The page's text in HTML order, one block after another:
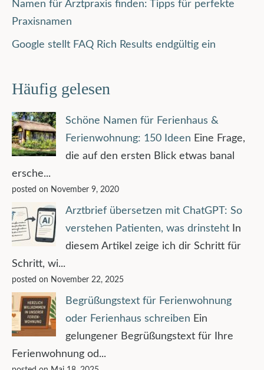
Namen für Arztpraxis finden: Tipps für perfekte
Praxisnamen
Google stellt FAQ Rich Results endgültig ein
Häufig gelesen
Schöne Namen für Ferienhaus &
Ferienwohnung: 150 Ideen Eine Frage,
die auf den ersten Blick etwas banal
ersche...
posted on November 9, 2020
Arztbrief übersetzen mit ChatGPT: So
verstehen Patienten, was drinsteht
In
diesem Artikel zeige ich dir Schritt für
Schritt, wi...
posted on November 22, 2025
Begrüßungstext für Ferienwohnung
oder Ferienhaus schreiben Ein
gelungener Begrüßungstext für Ihre
Ferienwohnung od...